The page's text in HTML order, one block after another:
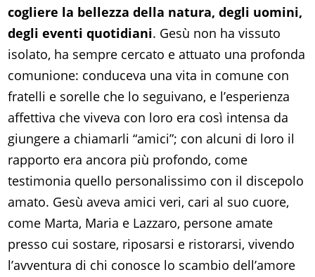
cogliere la bellezza della natura, degli uomini,
degli eventi quotidiani. Gesù non ha vissuto
isolato, ha sempre cercato e attuato una profonda
comunione: conduceva una vita in comune con
fratelli e sorelle che lo seguivano, e l’esperienza
affettiva che viveva con loro era così intensa da
giungere a chiamarli “amici”; con alcuni di loro il
rapporto era ancora più profondo, come
testimonia quello personalissimo con il discepolo
amato. Gesù aveva amici veri, cari al suo cuore,
come Marta, Maria e Lazzaro, persone amate
presso cui sostare, riposarsi e ristorarsi, vivendo
l’avventura di chi conosce lo scambio dell’amore